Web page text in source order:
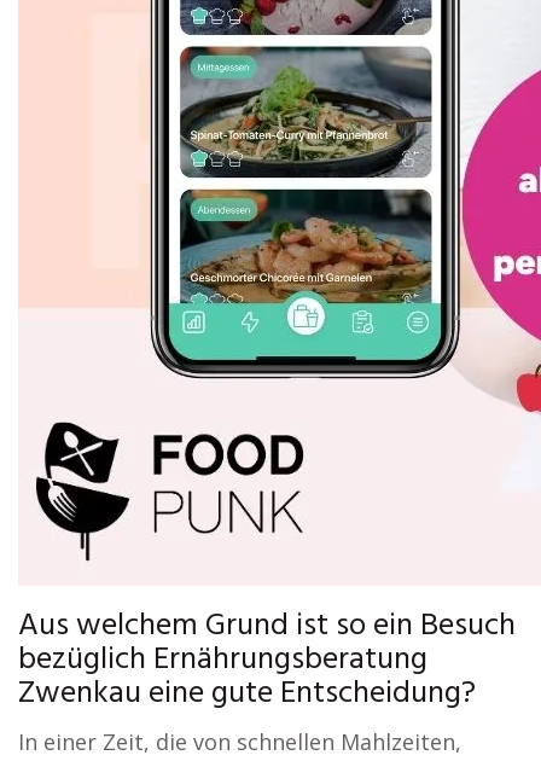
Aus welchem Grund ist so ein Besuch
bezüglich Ernährungsberatung
Zwenkau eine gute Entscheidung?
In einer Zeit, die von schnellen Mahlzeiten,